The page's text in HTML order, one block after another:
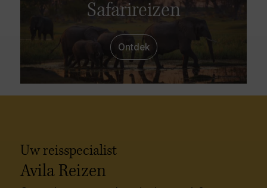
Safarireizen
Ontdek
Uw reisspecialist
Avila Reizen